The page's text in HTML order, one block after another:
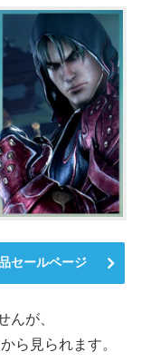
セールページ
んが、
ら見られます。